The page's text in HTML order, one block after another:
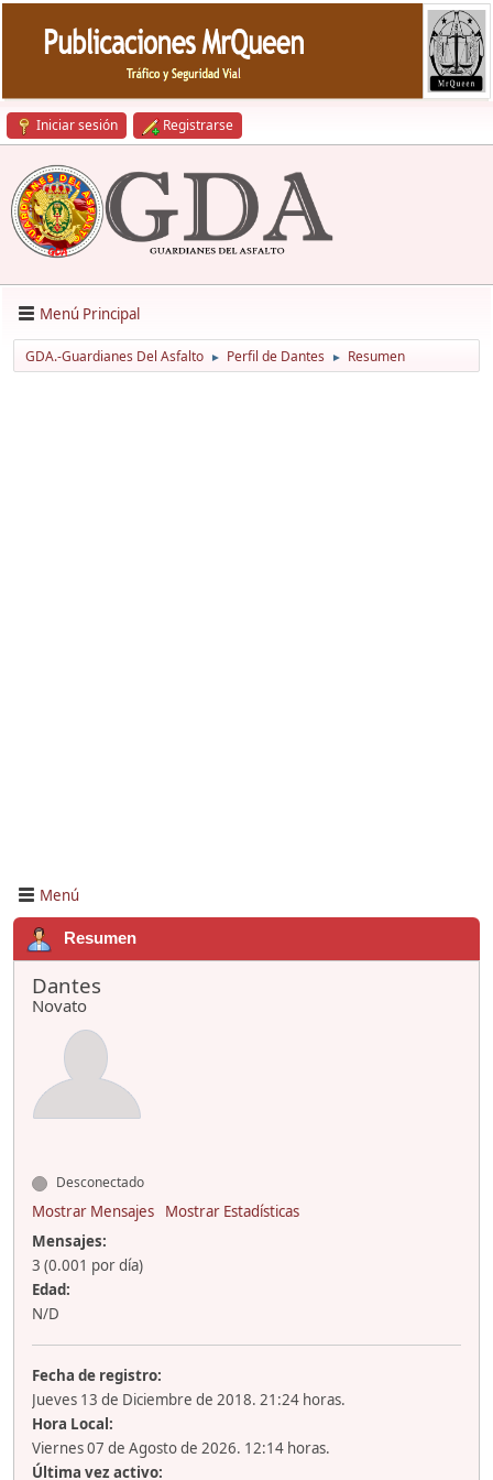
Iniciar sesión Registrarse
Menú Principal
GDA.-Guardianes Del Asfalto ► Perfil de Dantes ► Resumen
Menú
Resumen
Dantes
Novato
Desconectado
Mostrar Mensajes
Mostrar Estadísticas
Mensajes:
3 (0.001 por día)
Edad:
N/D
Fecha de registro:
Jueves 13 de Diciembre de 2018. 21:24 horas.
Hora Local:
Viernes 07 de Agosto de 2026. 12:14 horas.
Última vez activo: